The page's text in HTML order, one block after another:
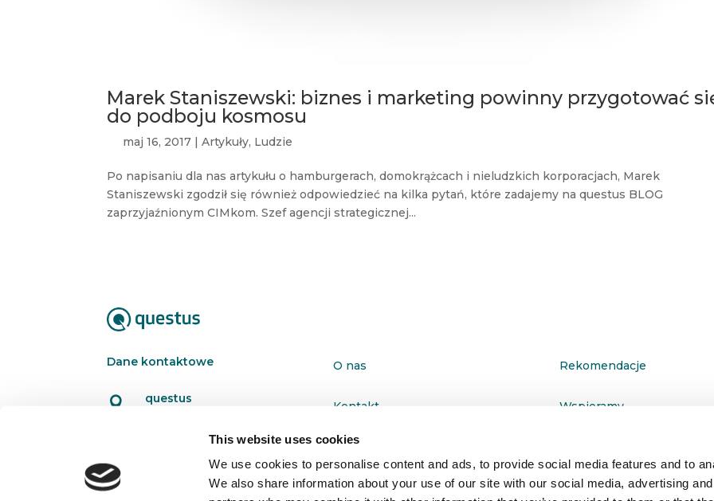
This website uses cookies
We use cookies to personalise content and ads, to provide social media features and to
We also share information about your use of our site with our social media, advertising
Marek Staniszewski: biznes i marketing powinny przygotować
do podboju kosmosu
maj 16, 2017 |Artykuły, Ludzie
Po napisaniu dla nas artykułu o hamburgerach, domokrążcach i nieludzkich korporacjach, Marek
Staniszewski zgodził się również odpowiedzieć na kilka pytań, które zadajemy na questus BLOG
zaprzyjaźnionym CIMkom. Szef agencji strategicznej...
Dane kontaktowe

questus
91-811 Łódź
 601 098 038
 questus@questus.pl
O nas
Kontakt
Polityka prywatności
Rekomendacje
Wspieramy